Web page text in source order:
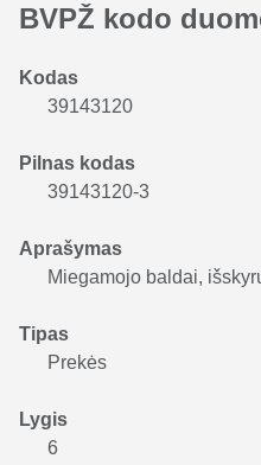
BVPŽ kodo
Kodas
39143120
Pilnas kodas
39143120-3
Aprašymas
Miegamojo baldai,
Tipas
Prekės
Lygis
6